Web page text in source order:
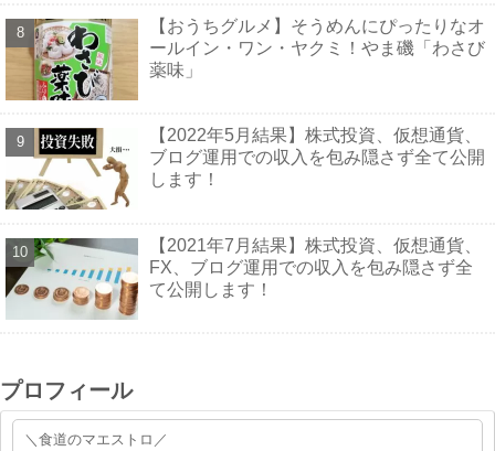
【おうちグルメ】そうめんにぴったりなオ
ールイン・ワン・ヤクミ！やま磯「わさび
薬味」
【2022年5月結果】株式投資、仮想通貨、
ブログ運用での収入を包み隠さず全て公開
します！
【2021年7月結果】株式投資、仮想通貨、
FX、ブログ運用での収入を包み隠さず全
て公開します！
プロフィール
＼食道のマエストロ／